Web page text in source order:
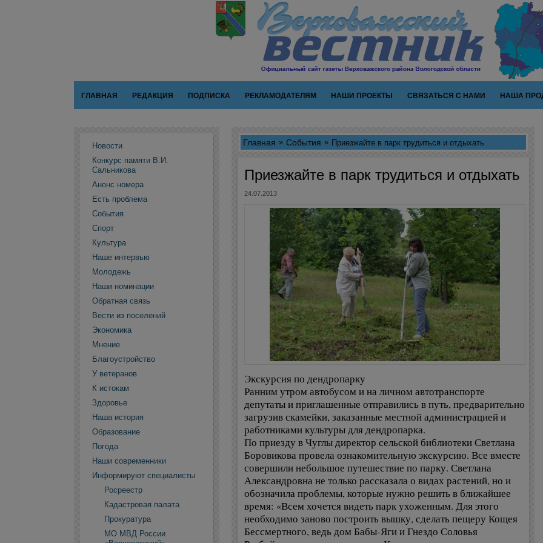
ГЛАВНАЯ РЕДАКЦИЯ ПОДПИСКА РЕКЛАМОДАТЕЛЯМ НАШИ ПРОЕКТЫ СВЯЗАТЬСЯ С НАМИ НАША
Новости
Конкурс памяти В.И.
Сальникова
Анонс номера
Есть проблема
События
Спорт
Культура
Наше интервью
Молодежь
Наши номинации
Обратная связь
Вести из поселений
Экономика
Мнение
Благоустройство
У ветеранов
К истокам
Здоровье
Наша история
Образование
Погода
Наши современники
Информируют специалисты
Росреестр
Кадастровая палата
Прокуратура
МО МВД России
Главная События Приезжайте в парк трудиться и отдыхать
Приезжайте в парк трудиться и отдыхать
24.07.2013
Экскурсия по дендропарку
Ранним утром автобусом и на личном автотранспорте
депутаты и приглашенные отправились в путь, предварительно
загрузив скамейки, заказанные местной администрацией и
работниками культуры для дендропарка.
По приезду в Чуглы директор сельской библиотеки Светлана
Боровикова провела ознакомительную экскурсию. Все вместе
совершили небольшое путешествие по парку. Светлана
Александровна не только рассказала о видах растений, но и
обозначила проблемы, которые нужно решить в ближайшее
время: «Всем хочется видеть парк ухоженным. Для этого
необходимо заново построить вышку, сделать пещеру Кощея
Бессмертного, ведь дом Бабы-Яги и Гнездо Соловья